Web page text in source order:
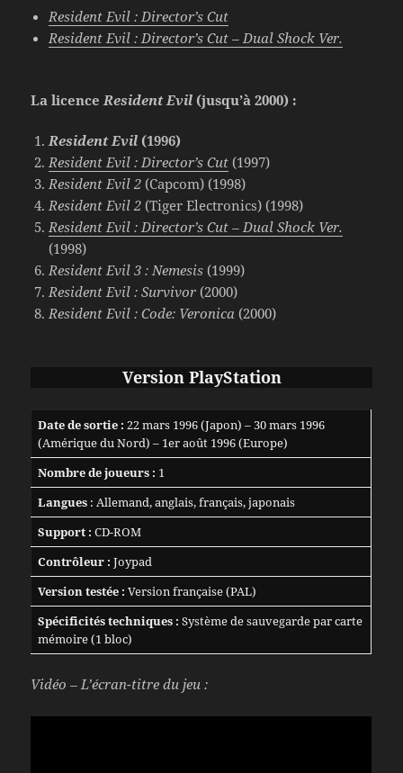
Resident Evil : Director’s Cut
Resident Evil : Director’s Cut – Dual Shock Ver.
La licence Resident Evil (jusqu’à 2000) :
Resident Evil (1996)
Resident Evil : Director’s Cut (1997)
Resident Evil 2 (Capcom) (1998)
Resident Evil 2 (Tiger Electronics) (1998)
Resident Evil : Director’s Cut – Dual Shock Ver.
(1998)
Resident Evil 3 : Nemesis (1999)
Resident Evil : Survivor (2000)
Resident Evil : Code: Veronica (2000)
Version PlayStation
Date de sortie : 22 mars 1996 (Japon) – 30 mars 1996
(Amérique du Nord) – 1er août 1996 (Europe)
Nombre de joueurs : 1
Langues : Allemand, anglais, français, japonais
Support : CD-ROM
Contrôleur : Joypad
Version testée : Version française (PAL)
Spécificités techniques : Système de sauvegarde par carte
mémoire (1 bloc)
Vidéo – L’écran-titre du jeu :